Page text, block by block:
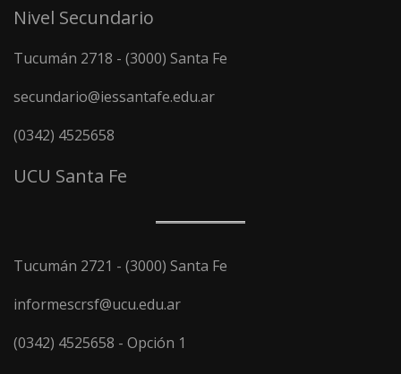
Nivel Secundario
Tucumán 2718 - (3000) Santa Fe
secundario@iessantafe.edu.ar
(0342) 4525658
UCU Santa Fe
Tucumán 2721 - (3000) Santa Fe
informescrsf@ucu.edu.ar
(0342) 4525658 - Opción 1